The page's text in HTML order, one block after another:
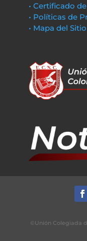
• Certificado
• Políticas de
• Mapa del Sitio
©Unión Colegiada